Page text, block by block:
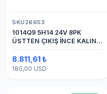
SKU26653
1014Q9 5H14 24V 8PK
ÜSTTEN ÇIKIŞ İNCE KALIN
(SANDEN) KLİMA
KOMPRESÖRÜ KOMPRESÖR
8.811,61 ₺
180,00 USD